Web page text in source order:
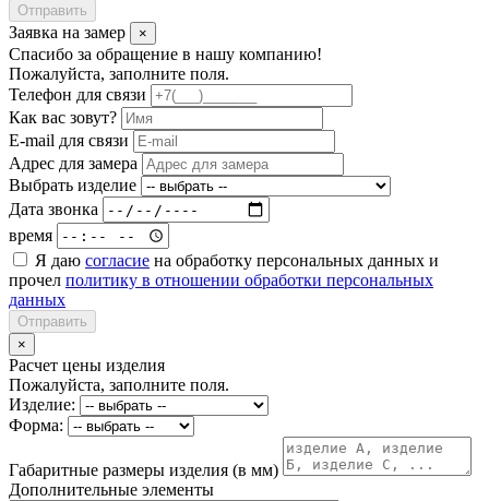
Отправить
Заявка на замер ×
Спасибо за обращение в нашу компанию!
Пожалуйста, заполните поля.
Телефон для связи
Как вас зовут?
E-mail для связи
Адрес для замера
Выбрать изделие
Дата звонка
время
Я даю согласие на обработку персональных данных и
прочел политику в отношении обработки персональных
данных
Отправить
×
Расчет цены изделия
Пожалуйста, заполните поля.
Изделие:
Форма:
Габаритные размеры изделия (в мм)
Дополнительные элементы